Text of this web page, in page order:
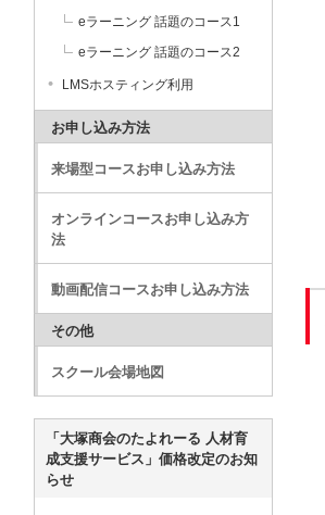
eラーニング 話題のコース1
eラーニング 話題のコース2
LMSホスティング利用
お申し込み方法
来場型コースお申し込み方法
オンラインコースお申し込み方
法
動画配信コースお申し込み方法
その他
スクール会場地図
「大塚商会のたよれーる 人材育
成支援サービス」価格改定のお知
らせ